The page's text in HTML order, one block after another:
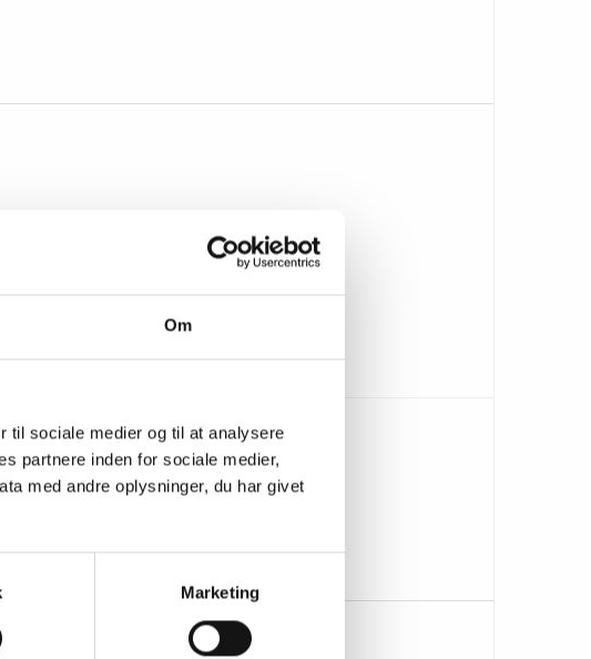
Om
til sociale medier og til at analysere
partnere inden for sociale medier,
med andre oplysninger, du har givet
Marketing